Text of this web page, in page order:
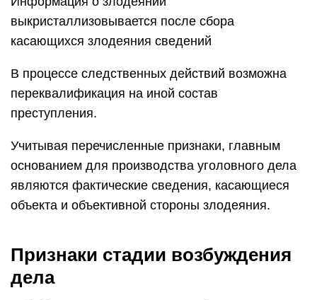
выкристаллизовывается после сбора
касающихся злодеяния сведений
В процессе следственных действий возможна
переквалификация на иной состав
преступления.
Учитывая перечисленные признаки, главным
основанием для производства уголовного дела
являются фактические сведения, касающиеся
объекта и объективной стороны злодеяния.
Признаки стадии возбуждения
дела